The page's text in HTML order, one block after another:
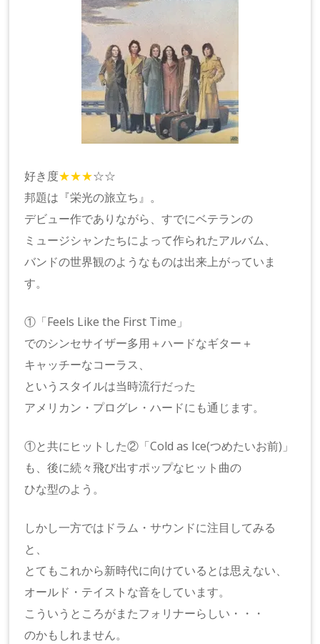
好き度★★★☆☆
邦題は『栄光の旅立ち』。
デビュー作でありながら、すでにベテランの
ミュージシャンたちによって作られたアルバム、
バンドの世界観のようなものは出来上がっていま
す。
①「Feels Like the First Time」
でのシンセサイザー多用＋ハードなギター＋
キャッチーなコーラス、
というスタイルは当時流行だった
アメリカン・プログレ・ハードにも通じます。
①と共にヒットした②「Cold as Ice(つめたいお前)」
も、後に続々飛び出すポップなヒット曲の
ひな型のよう。
しかし一方ではドラム・サウンドに注目してみる
と、
とてもこれから新時代に向けているとは思えない、
オールド・テイストな音をしています。
こういうところがまたフォリナーらしい・・・
のかもしれません。